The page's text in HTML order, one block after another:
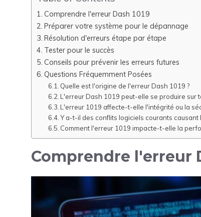
Comprendre l'erreur Dash 1019
Préparer votre système pour le dépannage
Résolution d'erreurs étape par étape
Tester pour le succès
Conseils pour prévenir les erreurs futures
Questions Fréquemment Posées
Quelle est l'origine de l'erreur Dash 1019 ?
L'erreur Dash 1019 peut-elle se produire sur
L'erreur 1019 affecte-t-elle l'intégrité ou la
Y a-t-il des conflits logiciels courants causant
Comment l'erreur 1019 impacte-t-elle la
Comprendre l'erreur